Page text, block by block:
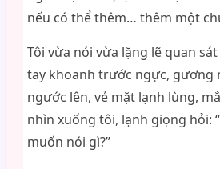
nếu có thể thêm… thêm một
Tôi vừa nói vừa lặng lẽ quan
tay khoanh trước ngực, gương
ngước lên, vẻ mặt lạnh lùng,
nhìn xuống tôi, lạnh giọng hỏi:
muốn nói gì?”